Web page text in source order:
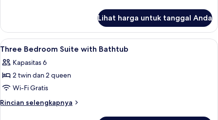
Kamar
Lihat harga untuk tanggal Anda
Lihat
semua
foto
untuk
Three
Bedroom
Meja kerja, tirai kedap cahaya,
11
Three Bedroom Suite with Bathtub
Kapasitas 6
2 twin dan 2 queen
Wi-Fi Gratis
Rincian selengkapnya
Rincian